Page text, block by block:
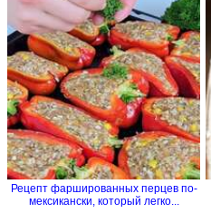
Рецепт фаршированных перцев по-
мексикански, который легко...